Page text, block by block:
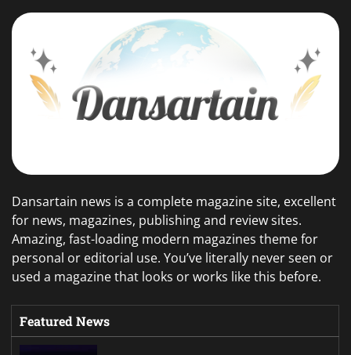
Dansartain news is a complete magazine site, excellent
for news, magazines, publishing and review sites.
Amazing, fast-loading modern magazines theme for
personal or editorial use. You’ve literally never seen or
used a magazine that looks or works like this before.
Featured News